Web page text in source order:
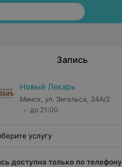
Запись
Новый Лекарь
Минск, ул. Энгельса, 34А/2
до 21:00
услугу
доступна только по телефону